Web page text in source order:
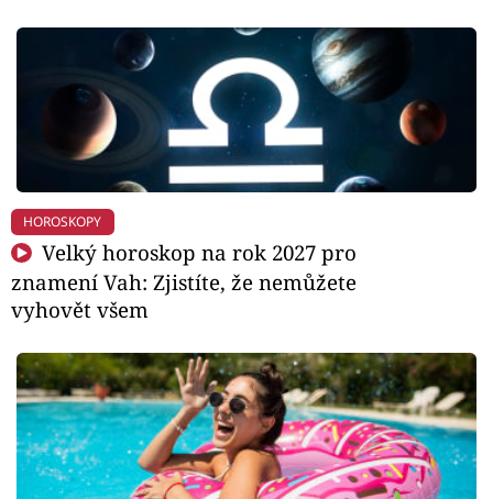
HOROSKOPY
Velký horoskop na rok 2027 pro
znamení Vah: Zjistíte, že nemůžete
vyhovět všem